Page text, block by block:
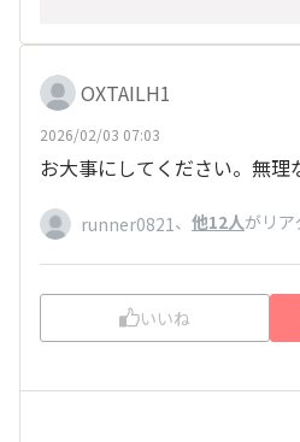
OXTAILH1
2026/02/03 07:03
お大事にしてください。無理
runner0821 、 他12人がリア
いいね